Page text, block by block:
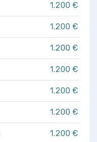
1.200 €
1.200 €
1.200 €
1.200 €
1.200 €
1.200 €
1.200 €